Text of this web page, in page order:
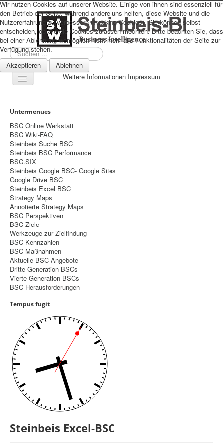
Suchen
...
Navigation
an/aus
Datenschutz
Impressum
Home
Prognosen
Beratung
Management
Controlling
Balanced Scorecard
OKR
Benchmarking
Hoshin-Kanri
Kommunikation
Entscheidungsregeln
Aktuelle Seite: Startseite
Balanced Scorecard
Steinbeis Excel BSC
Untermenues
BSC Online Werkstatt
BSC Wiki-FAQ
Steinbeis Suche BSC
Steinbeis BSC Performance
BSC.SIX
Steinbeis Google BSC- Google Sites
Google Drive BSC
Steinbeis Excel BSC
Strategy Maps
Annotierte Strategy Maps
BSC Perspektiven
BSC Ziele
Werkzeuge zur Zielfindung
BSC Kennzahlen
BSC Maßnahmen
Aktuelle BSC Angebote
Dritte Generation BSCs
Vierte Generation BSCs
BSC Herausforderungen
Tempus fugit
Steinbeis Excel-BSC
Wir nutzen Cookies auf unserer Website. Einige von ihnen sind essenziell für
den Betrieb der Seite, während andere uns helfen, diese Website und die
Nutzererfahrung zu verbessern (Tracking Cookies). Sie können selbst
entscheiden, ob Sie die Cookies zulassen möchten. Bitte beachten Sie, dass
bei einer Ablehnung womöglich nicht mehr alle Funktionalitäten der Seite zur
Verfügung stehen.
Akzeptieren
Ablehnen
Weitere Informationen Impressum